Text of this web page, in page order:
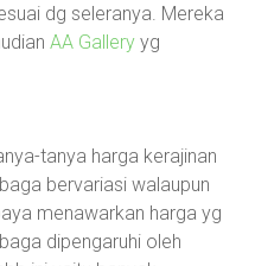
dg seleranya. Mereka
AA Gallery yg
tanya harga kerajinan
bervariasi walaupun
menawarkan harga yg
dipengaruhi oleh